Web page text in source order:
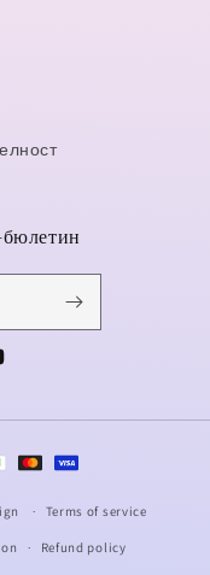
Terms of service
Refund policy